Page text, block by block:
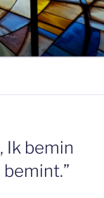
Ik bemin
bemint.”